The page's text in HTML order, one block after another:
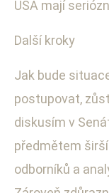
USA mají
Další kroky
Jak bude
postupovat,
diskusím v
předmětem
odborníků a